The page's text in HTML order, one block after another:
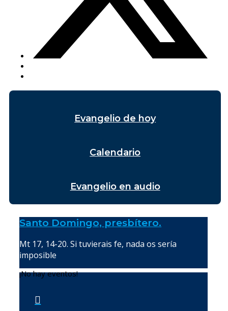
Evangelio de hoy
Calendario
Evangelio en audio
Santo Domingo, presbítero.
Mt 17, 14-20. Si tuvierais fe, nada os sería
imposible
¡No hay eventos!
